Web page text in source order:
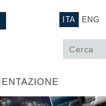
ITA ENG